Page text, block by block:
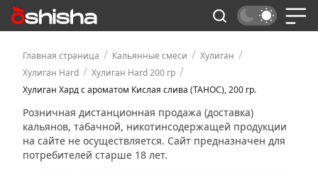
Главная страница / Кальянные смеси / Хулиган /
Хулиган Hard / Хулиган Hard 200 гр /
Хулиган Хард с ароматом Кислая слива (ТАНОС), 200 гр.
Розничная дистанционная продажа (доставка)
кальянов, табачной, никотинсодержащей продукции
на сайте не осуществляется. Сайт предназначен для
потребителей старше 18 лет.